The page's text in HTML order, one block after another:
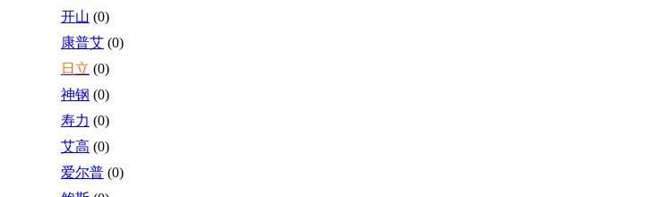
开山 (0)
康普艾 (0)
日立 (0)
神钢 (0)
寿力 (0)
艾高 (0)
爱尔普 (0)